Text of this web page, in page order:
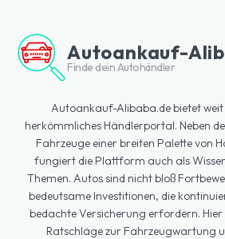
Autoankauf-
Finde dein Autohändler
Autoankauf-Alibaba.de bietet weit
herkömmliches Händlerportal. Neben
Fahrzeuge einer breiten Palette von
fungiert die Plattform auch als
Themen. Autos sind nicht bloß
bedeutsame Investitionen, die
bedachte Versicherung erfordern.
Ratschläge zur Fahrzeugwartung